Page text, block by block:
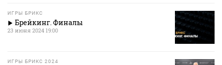
ИГРЫ БРИКС
Брейкинг. Финалы
23 июня 2024 19:00
ИГРЫ БРИКС 2024